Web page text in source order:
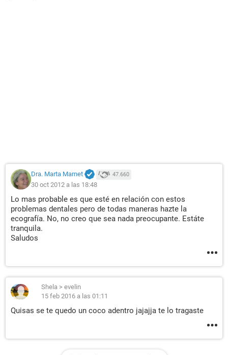
Dra. Marta Marnet 47.660
30 oct 2012 a las 18:48
Lo mas probable es que esté en relación con estos
problemas dentales pero de todas maneras hazte la
ecografía. No, no creo que sea nada preocupante. Estáte
tranquila.
Saludos
Shela > evelin
15 feb 2016 a las 01:11
Quisas se te quedo un coco adentro jajajja te lo tragaste